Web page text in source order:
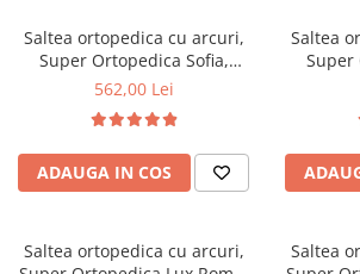
Top saltele 10 cm
Top saltele memory 5 cm
Top saltele MemoHR 6.5 cm
Saltele ieftine
Saltele cu plasa de arcuri
Saltele cu spuma
Mobilier bucatarie
Mese bucatarie
Scaune pentru bucatarie
Mobila bucatarie
Seturi mese si scaune bucatarie
Mobila hol
Saltea ortopedica cu arcuri,
Super Ortopedica Sofia,
130x200x20cm, fermitate
fata vara-iarna, sistem
aerisire cu butoni, Saltex
562,00 Lei
ADAUGA IN COS
Saltea
Super
fata
Saltea ortopedica cu arcuri,
Saltea